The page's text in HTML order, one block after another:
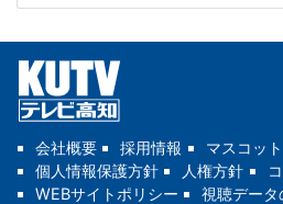
会社概要 採用情報 マスコッ
個人情報保護方針
人権方針
WEBサイトポリシー
視聴データ